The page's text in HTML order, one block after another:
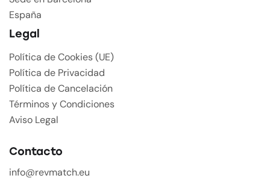
España
Legal
Política de Cookies (UE)
Política de Privacidad
Política de Cancelación
Términos y Condiciones
Aviso Legal
Contacto
info@revmatch.eu